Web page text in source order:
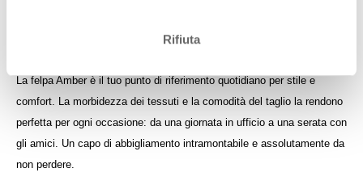
Rifiuta
La felpa Amber è il tuo punto di riferimento quotidiano per stile e
comfort. La morbidezza dei tessuti e la comodità del taglio la rendono
perfetta per ogni occasione: da una giornata in ufficio a una serata con
gli amici. Un capo di abbigliamento intramontabile e assolutamente da
non perdere.